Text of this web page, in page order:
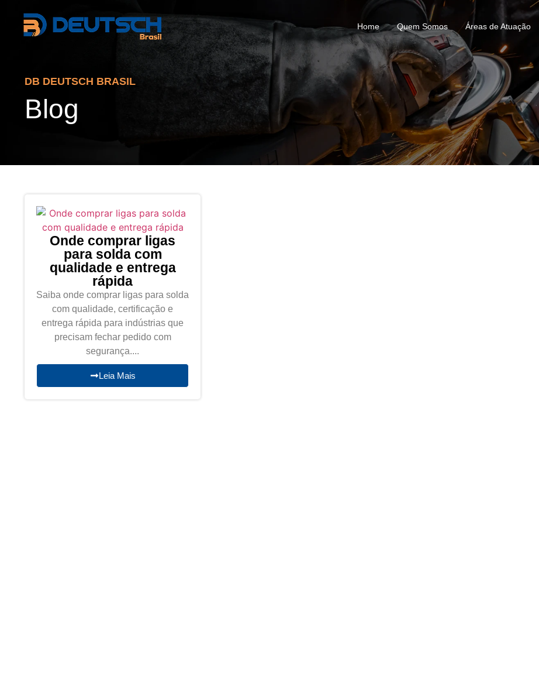
Home Quem Somos Áreas de Atuação
DB DEUTSCH BRASIL
Blog
Onde comprar ligas
para solda com
qualidade e entrega
rápida
Saiba onde comprar ligas para solda
com qualidade, certificação e
entrega rápida para indústrias que
precisam fechar pedido com
segurança....
Leia Mais